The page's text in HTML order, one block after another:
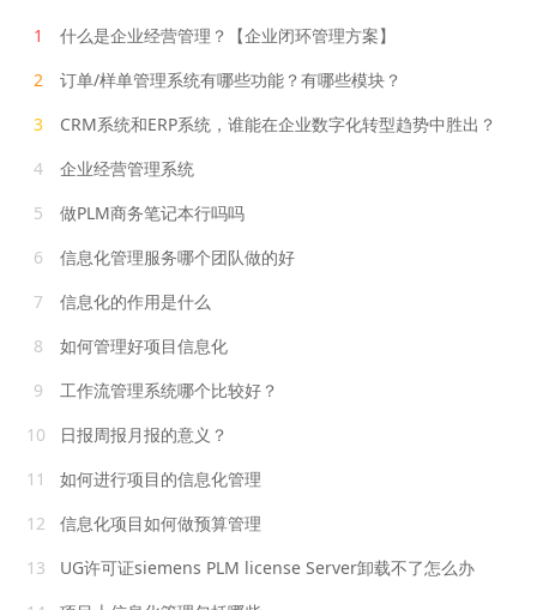
1
什么是企业经营管理？【企业闭环管理方案】
2
订单/样单管理系统有哪些功能？有哪些模块？
3
CRM系统和ERP系统，谁能在企业数字化转型趋势中胜出？
4
企业经营管理系统
5
做PLM商务笔记本行吗吗
6
信息化管理服务哪个团队做的好
7
信息化的作用是什么
8
如何管理好项目信息化
9
工作流管理系统哪个比较好？
10
日报周报月报的意义？
11
如何进行项目的信息化管理
12
信息化项目如何做预算管理
13
UG许可证siemens PLM license Server卸载不了怎么办